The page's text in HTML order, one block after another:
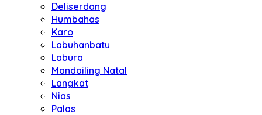
Deliserdang
Humbahas
Karo
Labuhanbatu
Labura
Mandailing Natal
Langkat
Nias
Palas